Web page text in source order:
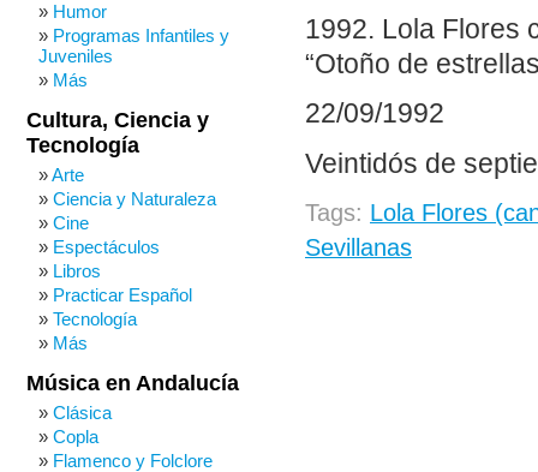
1992. Lola Flores
“Otoño de
22/09/1992
Veintidós de
Tags: Lola Flores
Sevillanas
Humor
Programas Infantiles y
Juveniles
Más
Cultura, Ciencia y
Tecnología
Arte
Ciencia y Naturaleza
Cine
Espectáculos
Libros
Practicar Español
Tecnología
Más
Música en Andalucía
Clásica
Copla
Flamenco y Folclore